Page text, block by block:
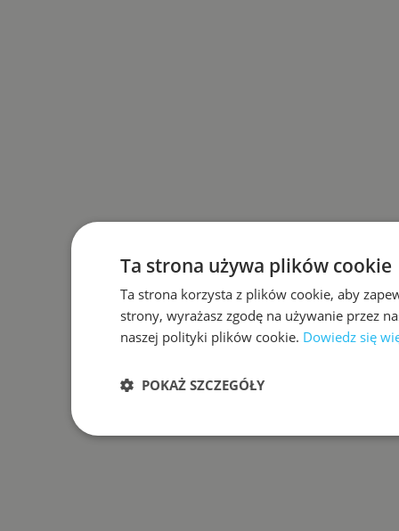
Ta strona używa plików cookie
Ta strona korzysta z plików cookie, aby
strony, wyrażasz zgodę na używanie przez
naszej polityki plików cookie. Dowiedz się
POKAŻ SZCZEGÓŁY